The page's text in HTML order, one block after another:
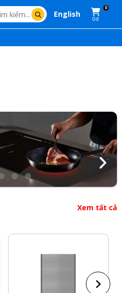
English
0
0đ
Xem tất cả